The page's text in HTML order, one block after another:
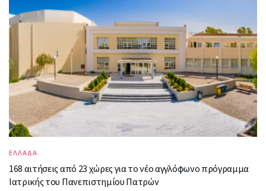
ΕΛΛΑΔΑ
168 αιτήσεις από 23 χώρες για το νέο αγγλόφωνο πρόγραμμα
Ιατρικής του Πανεπιστημίου Πατρών